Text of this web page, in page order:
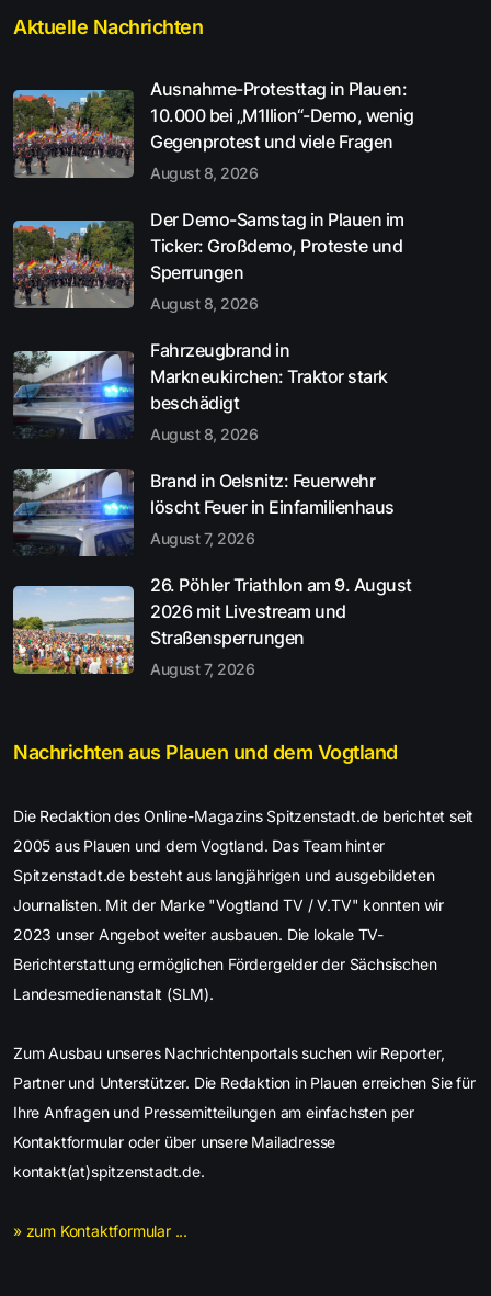
Aktuelle Nachrichten
Ausnahme-Protesttag in Plauen:
10.000 bei „M1llion“-Demo, wenig
Gegenprotest und viele Fragen
August 8, 2026
Der Demo-Samstag in Plauen im
Ticker: Großdemo, Proteste und
Sperrungen
August 8, 2026
Fahrzeugbrand in
Markneukirchen: Traktor stark
beschädigt
August 8, 2026
Brand in Oelsnitz: Feuerwehr
löscht Feuer in Einfamilienhaus
August 7, 2026
26. Pöhler Triathlon am 9. August
2026 mit Livestream und
Straßensperrungen
August 7, 2026
Nachrichten aus Plauen und dem Vogtland
Die Redaktion des Online-Magazins Spitzenstadt.de berichtet seit
2005 aus Plauen und dem Vogtland. Das Team hinter
Spitzenstadt.de besteht aus langjährigen und ausgebildeten
Journalisten. Mit der Marke "Vogtland TV / V.TV" konnten wir
2023 unser Angebot weiter ausbauen. Die lokale TV-
Berichterstattung ermöglichen Fördergelder der Sächsischen
Landesmedienanstalt (SLM).
Zum Ausbau unseres Nachrichtenportals suchen wir Reporter,
Partner und Unterstützer. Die Redaktion in Plauen erreichen Sie für
Ihre Anfragen und Pressemitteilungen am einfachsten per
Kontaktformular oder über unsere Mailadresse
kontakt(at)spitzenstadt.de.
» zum Kontaktformular ...